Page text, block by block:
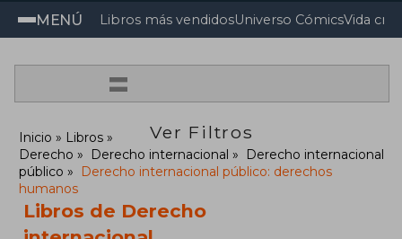
MENÚ Libros más vendidosUniverso CómicsVida
=
Ver Filtros
Inicio
Libros
Derecho
Derecho internacional
Derecho internacional
público
Derecho internacional público: derechos
humanos
Libros de Derecho